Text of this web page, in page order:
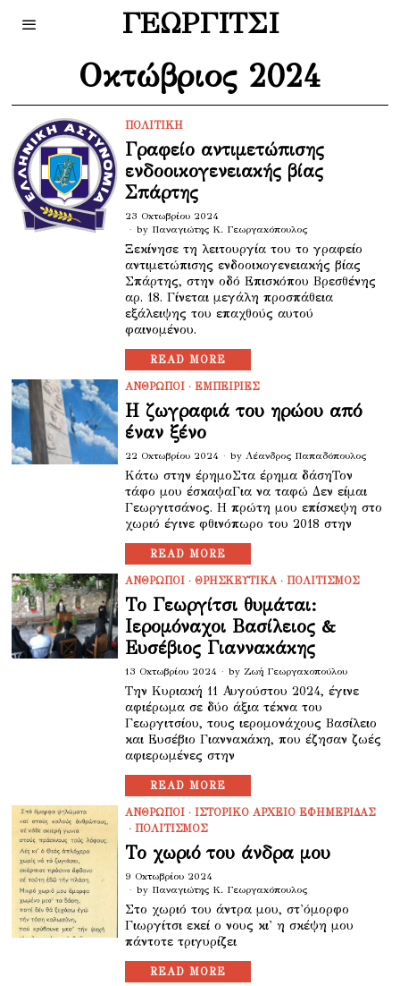
ΓΕΩΡΓΙΤΣΙ
Οκτώβριος 2024
ΠΟΛΙΤΙΚΗ
Γραφείο αντιμετώπισης
ενδοοικογενειακής βίας
Σπάρτης
23 Οκτωβρίου 2024
by Παναγιώτης Κ. Γεωργακόπουλος
Ξεκίνησε τη λειτουργία του το γραφείο
αντιμετώπισης ενδοοικογενειακής βίας
Σπάρτης, στην οδό Επισκόπου Βρεσθένης
αρ. 18. Γίνεται μεγάλη προσπάθεια
εξάλειψης του επαχθούς αυτού
φαινομένου.
READ MORE
ΑΝΘΡΩΠΟΙ · ΕΜΠΕΙΡΙΕΣ
Η ζωγραφιά του ηρώου από
έναν ξένο
22 Οκτωβρίου 2024 by Λέανδρος Παπαδόπουλος
Κάτω στην έρημοΣτα έρημα δάσηΤον
τάφο μου έσκαψαΓια να ταφώ Δεν είμαι
Γεωργιτσάνος. Η πρώτη μου επίσκεψη στο
χωριό έγινε φθινόπωρο του 2018 στην
READ MORE
ΑΝΘΡΩΠΟΙ · ΘΡΗΣΚΕΥΤΙΚΑ · ΠΟΛΙΤΙΣΜΟΣ
Το Γεωργίτσι θυμάται:
Ιερομόναχοι Βασίλειος &
Ευσέβιος Γιαννακάκης
13 Οκτωβρίου 2024 by Ζωή Γεωργακοπούλου
Την Κυριακή 11 Αυγούστου 2024, έγινε
αφιέρωμα σε δύο άξια τέκνα του
Γεωργιτσίου, τους ιερομονάχους Βασίλειο
και Ευσέβιο Γιαννακάκη, που έζησαν ζωές
αφιερωμένες στην
READ MORE
ΑΝΘΡΩΠΟΙ · ΙΣΤΟΡΙΚΟ ΑΡΧΕΙΟ ΕΦΗΜΕΡΙΔΑΣ
· ΠΟΛΙΤΙΣΜΟΣ
Το χωριό του άνδρα μου
9 Οκτωβρίου 2024
by Παναγιώτης Κ. Γεωργακόπουλος
Στο χωριό του άντρα μου, στ'όμορφο
Γιωργίτσι εκεί ο νους κι' η σκέψη μου
πάντοτε τριγυρίζει
READ MORE